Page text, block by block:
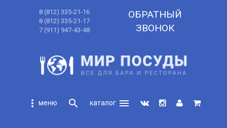
8 (812) 335-21-16
8 (812) 335-21-17
7 (911) 947-43-48
ОБРАТНЫЙ
ЗВОНОК
more_vert search
menu